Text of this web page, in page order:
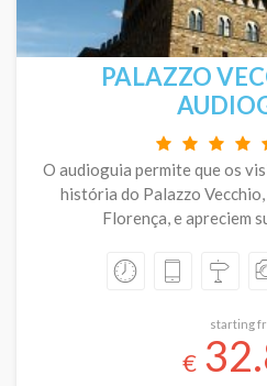
PALAZZO
O audioguia permite que os
história do Palazzo
Florença, e apreciem
starting
€